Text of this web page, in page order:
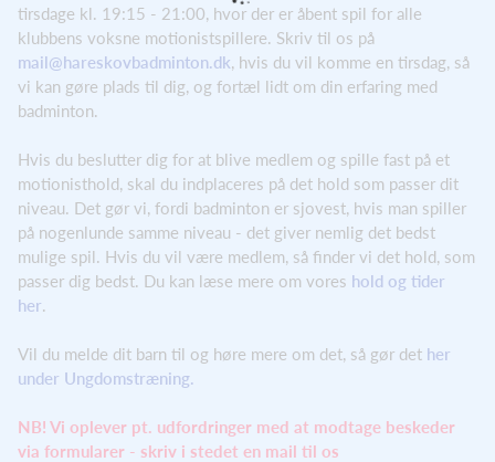
tirsdage kl. 19:15 - 21:00, hvor der er åbent spil for alle
klubbens voksne motionistspillere. Skriv til os på
mail@hareskovbadminton.dk , hvis du vil komme en tirsdag, så
vi kan gøre plads til dig, og fortæl lidt om din erfaring med
badminton.
Hvis du beslutter dig for at blive medlem og spille fast på et
motionisthold, skal du indplaceres på det hold som passer dit
niveau. Det gør vi, fordi badminton er sjovest, hvis man spiller
på nogenlunde samme niveau - det giver nemlig det bedst
mulige spil. Hvis du vil være medlem, så finder vi det hold, som
passer dig bedst. Du kan læse mere om vores hold og tider
her
Vil du melde dit barn til og høre mere om det, så gør det her
under Ungdomstræning.
NB! Vi oplever pt. udfordringer med at modtage beskeder
via formularer - skriv i stedet en mail til os